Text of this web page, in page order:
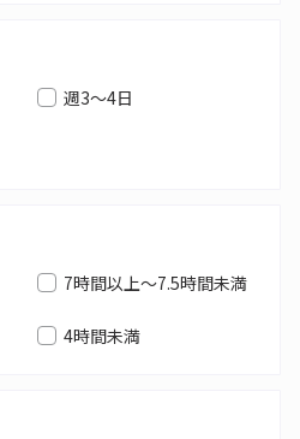
週3～4日
7時間以上～7.5時間未満
4時間未満